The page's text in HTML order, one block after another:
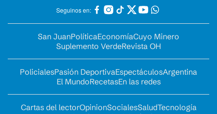
Seguinos en:
San JuanPolíticaEconomíaCuyo Minero
Suplemento VerdeRevista OH
PolicialesPasión DeportivaEspectáculosArgentina
El MundoRecetasEn las redes
Cartas del lectorOpinionSocialesSaludTecnología